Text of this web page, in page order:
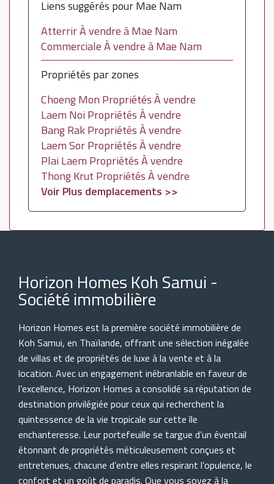
Liens suggérés pour Mae Nam
Atterrir À vendre à Mae Nam
Commerciale À vendre à Mae Nam
Propriétés par zones
Choeng Mon Propriétés À vendre
Laem Noi Propriétés À vendre
Bang Rak Propriétés À vendre
Laem Sor Propriétés À vendre
Plai Laem Propriétés À vendre
Thong Krut Propriétés À vendre
Voir Plus demplacements >>
Horizon Homes Koh Samui -
Société immobilière
Horizon Homes est la première société immobilière de
Koh Samui, en Thaïlande, offrant une sélection inégalée
de villas et de propriétés de luxe à la vente et à la
location. Avec un engagement inébranlable en faveur de
l’excellence, Horizon Homes a consolidé sa réputation de
destination privilégiée pour ceux qui recherchent la
quintessence de la vie tropicale sur cette île
enchanteresse. Leur portefeuille se targue d’un éventail
étonnant de propriétés méticuleusement conçues et
entretenues, chacune d’entre elles respirant l’opulence, le
confort et un goût de paradis. Que vous soyez à la